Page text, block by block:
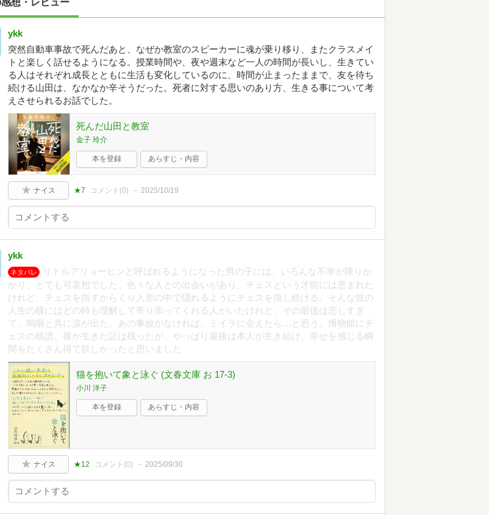
想・レビュー
ykk
突然自動車事故で死んだあと、なぜか教室のスピーカーに魂が乗り移り、またクラスメイ
トと楽しく話せるようになる。授業時間や、夜や週末など一人の時間が長いし、生きてい
る人はそれぞれ成長とともに生活も変化しているのに、時間が止まったままで、友を待ち
続ける山田は、なかなか辛そうだった。死者に対する思いのあり方、生きる事について考
えさせられるお話でした。
死んだ山田と教室
金子 玲介
本を登録 あらすじ・内容
ナイス ★7 コメント(0) 2025/10/19
ykk
ネタバレ
リトルアリョーヒンと呼ばれるようになった男の子には、いろんな不幸が降りか
かり、とても可哀想でした。色々な人との出会いがあり、チェスという才能には恵まれた
けれど、チェスを指すからくり人形の中で隠れるようにチェスを指し続ける。そんな彼の
人生の横にはどの時も理解して寄り添ってくれる人がいたけれど、その最後は悲しすぎ
て、嗚咽と共に涙が出た。あの事故がなければ、ミイラに会えたら…と思う。博物館にチ
ェスの棋譜、彼が生きた証は残ったが、やっぱり最後は本人が生き続け、幸せを感じる瞬
間をたくさん得て欲しかったと思いました
猫を抱いて象と泳ぐ (文春文庫 お 17-3)
小川 洋子
本を登録 あらすじ・内容
ナイス ★12 コメント(0) 2025/09/30